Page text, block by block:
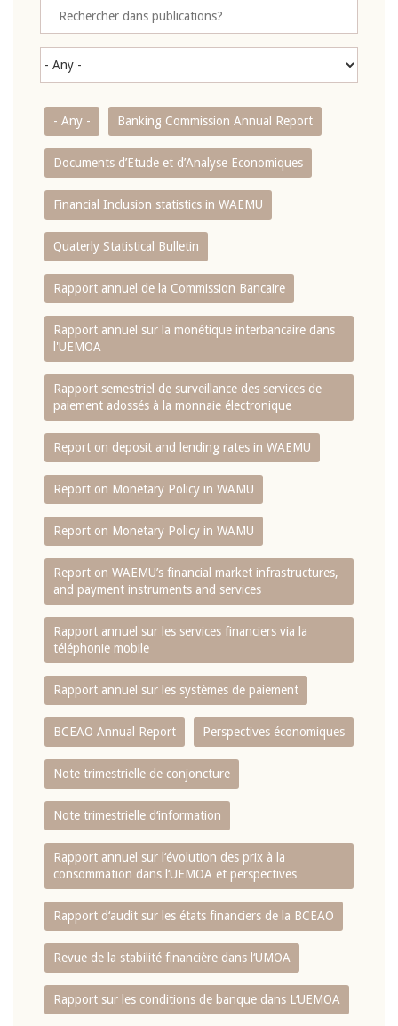
- Any - Banking Commission Annual Report
Documents d’Etude et d’Analyse Economiques
Financial Inclusion statistics in WAEMU
Quaterly Statistical Bulletin
Rapport annuel de la Commission Bancaire
Rapport annuel sur la monétique interbancaire dans
l'UEMOA
Rapport semestriel de surveillance des services de
paiement adossés à la monnaie électronique
Report on deposit and lending rates in WAEMU
Report on Monetary Policy in WAMU
Report on Monetary Policy in WAMU
Report on WAEMU’s financial market infrastructures,
and payment instruments and services
Rapport annuel sur les services financiers via la
téléphonie mobile
Rapport annuel sur les systèmes de paiement
BCEAO Annual Report Perspectives économiques
Note trimestrielle de conjoncture
Note trimestrielle d‘information
Rapport annuel sur l‘évolution des prix à la
consommation dans l‘UEMOA et perspectives
Rapport d‘audit sur les états financiers de la BCEAO
Revue de la stabilité financière dans l‘UMOA
Rapport sur les conditions de banque dans L‘UEMOA